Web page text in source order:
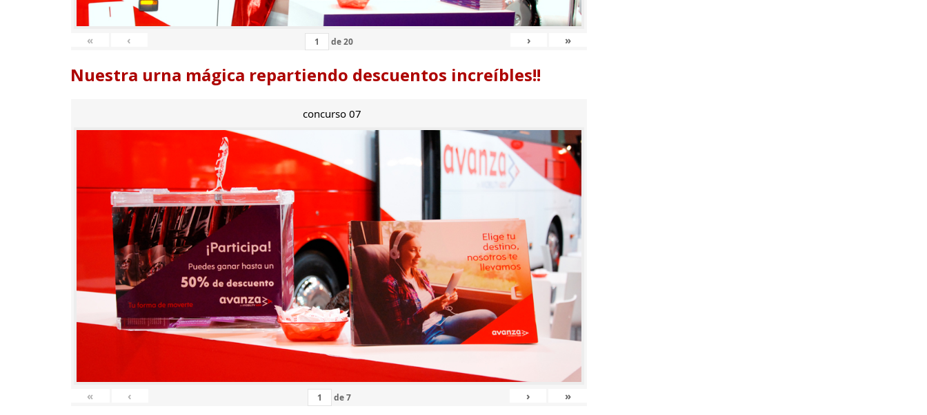
« ‹ de20 › »
Nuestra urna mágica repartiendo descuentos increíbles!!
concurso 07
« ‹ de7 › »